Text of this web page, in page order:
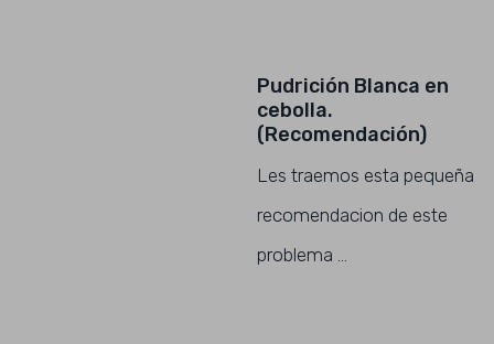
Pudrición Blanca en
cebolla.
(Recomendación)
Les traemos esta pequeña
recomendacion de este
problema …